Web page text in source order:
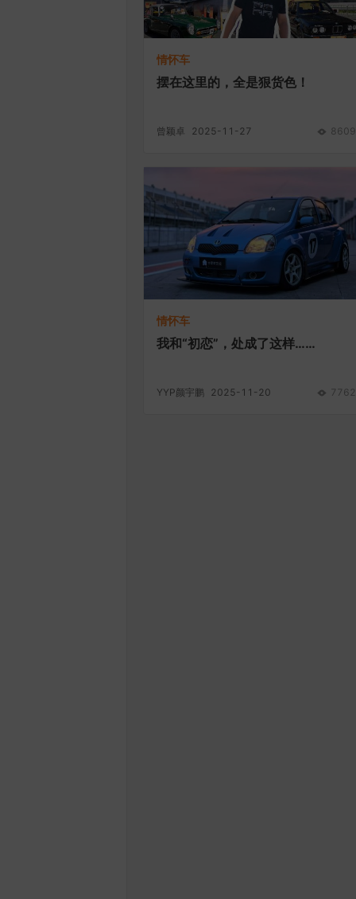
情怀车
摆在这里的，全是狠货色！
曾颖卓 2025-11-27 8609
情怀车
我和“初恋”，处成了这样……
YYP颜宇鹏 2025-11-20 7762